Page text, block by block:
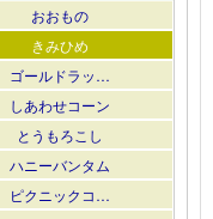
おおもの
きみひめ
ゴールドラッ…
しあわせコーン
とうもろこし
ハニーバンタム
ピクニックコ…